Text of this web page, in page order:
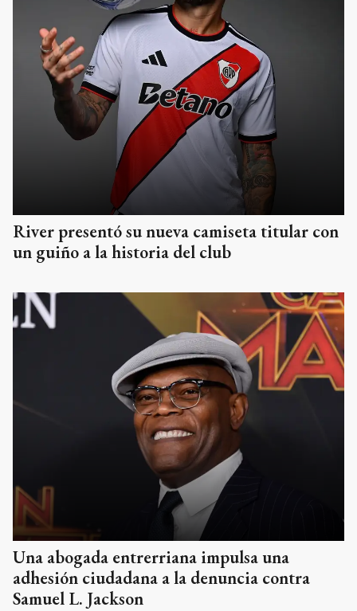
River presentó su nueva camiseta titular con
un guiño a la historia del club
Una abogada entrerriana impulsa una
adhesión ciudadana a la denuncia contra
Samuel L. Jackson